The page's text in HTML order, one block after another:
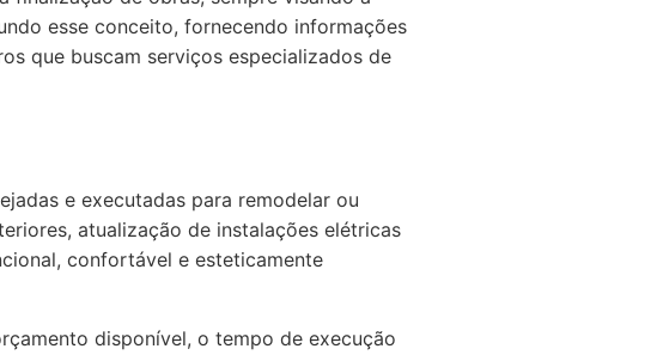
esse conceito, fornecendo informações
que buscam serviços especializados de
e executadas para remodelar ou
atualização de instalações elétricas
confortável e esteticamente
disponível, o tempo de execução